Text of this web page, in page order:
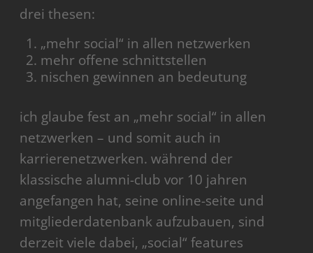
drei thesen:
„mehr social“ in allen netzwerken
mehr offene schnittstellen
nischen gewinnen an bedeutung
ich glaube fest an „mehr social“ in allen
netzwerken – und somit auch in
karrierenetzwerken. während der
klassische alumni-club vor 10 jahren
angefangen hat, seine online-seite und
mitgliederdatenbank aufzubauen, sind
derzeit viele dabei, „social“ features